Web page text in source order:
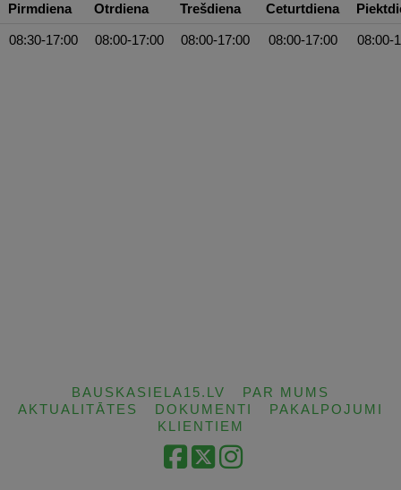
Pirmdiena Otrdiena Trešdiena Ceturtdiena
08:30-17:00 08:00-17:00 08:00-17:00 08:00-17:00 08:00-
BAUSKASIELA15.LV
PAR MUMS
AKTUALITĀTES
DOKUMENTI
PAKALPOJUMI
KLIENTIEM
Facebook
X Instagram